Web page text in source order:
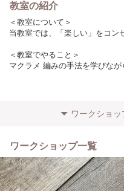
教室の紹介
＜教室について＞
当教室では、「楽しい」をコン
＜教室でやること＞
マクラメ 編みの手法を学びなが
（作品によりロープの種類は異
初心者の方でもわかりやすいよ
ぜひお気軽にご参加ください。
＜場所・アクセス＞
目黒駅からバス14分（7駅）徒
ワークショッ
ワークショップ一覧